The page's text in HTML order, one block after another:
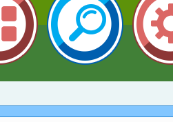
林老師
教師榮獲教
-第二名
參與2026世
科學小創客佳
名。
參加桃園市中
教師榮獲社
阿巴斯O蜜、